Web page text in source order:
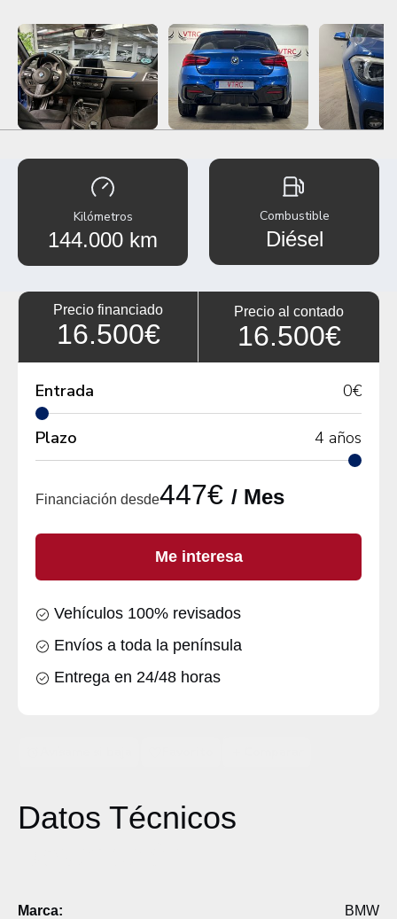
Kilómetros
144.000 km
Combustible
Diésel
Precio financiado
16.500€
Precio al contado
16.500€
Entrada 0€
Plazo 4 años
Financiación desde447€ / Mes
Me interesa
Vehículos 100% revisados
Envíos a toda la península
Entrega en 24/48 horas
Datos Técnicos
Marca: BMW